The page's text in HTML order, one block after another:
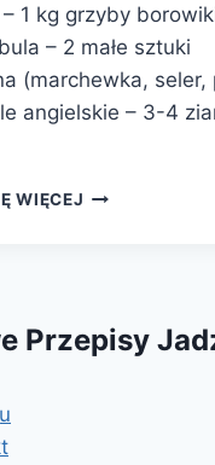
1 kg grzyby
– 2 małe sztuki
(marchewka, seler,
angielskie – 3-4
WIĘCEJ SCHAB
Przepisy